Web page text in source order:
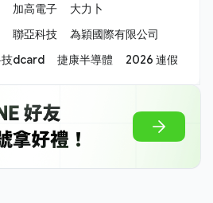
加高電子
大力卜
聯亞科技
為穎國際有限公司
技dcard 捷康半導體 2026 連假